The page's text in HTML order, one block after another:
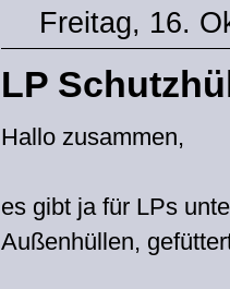
Freitag, 16.
LP
Hallo zusammen,
es gibt ja für LPs
Außenhüllen,